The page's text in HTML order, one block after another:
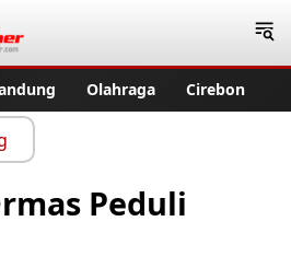
Olahraga Cirebon
Peduli